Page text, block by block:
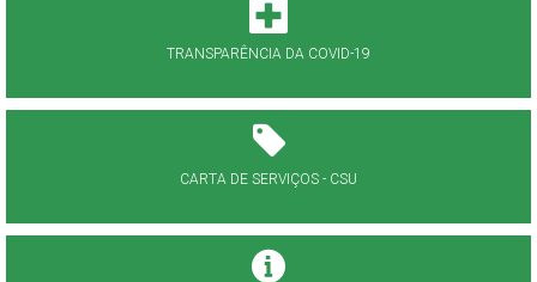
TRANSPARÊNCIA DA COVID-19
CARTA DE SERVIÇOS - CSU